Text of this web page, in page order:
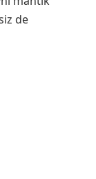
de